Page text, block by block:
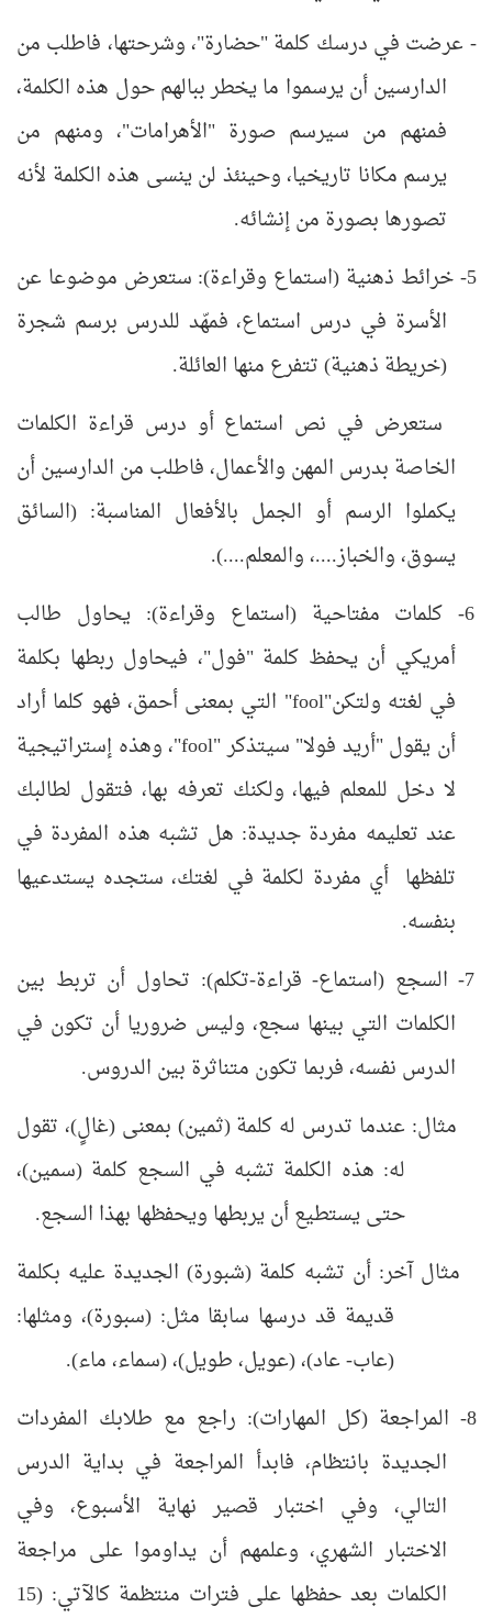
- عرضت في درسك كلمة "حضارة"، وشرحتها، فاطلب من
الدارسين أن يرسموا ما يخطر ببالهم حول هذه الكلمة،
فمنهم من سيرسم صورة "الأهرامات"، ومنهم من
يرسم مكانا تاريخيا، وحينئذ لن ينسى هذه الكلمة لأنه
تصورها بصورة من إنشائه.
5- خرائط ذهنية (استماع وقراءة): ستعرض موضوعا عن
الأسرة في درس استماع، فمهّد للدرس برسم شجرة
(خريطة ذهنية) تتفرع منها العائلة.
ستعرض في نص استماع أو درس قراءة الكلمات
الخاصة بدرس المهن والأعمال، فاطلب من الدارسين أن
يكملوا الرسم أو الجمل بالأفعال المناسبة: (السائق
يسوق، والخباز....، والمعلم....).
6- كلمات مفتاحية (استماع وقراءة): يحاول طالب
أمريكي أن يحفظ كلمة "فول"، فيحاول ربطها بكلمة
في لغته ولتكن"fool" التي بمعنى أحمق، فهو كلما أراد
أن يقول "أريد فولا" سيتذكر "fool"، وهذه إستراتيجية
لا دخل للمعلم فيها، ولكنك تعرفه بها، فتقول لطالبك
عند تعليمه مفردة جديدة: هل تشبه هذه المفردة في
تلفظها أي مفردة لكلمة في لغتك، ستجده يستدعيها
بنفسه.
7- السجع (استماع- قراءة-تكلم): تحاول أن تربط بين
الكلمات التي بينها سجع، وليس ضروريا أن تكون في
الدرس نفسه، فربما تكون متناثرة بين الدروس.
مثال: عندما تدرس له كلمة (ثمين) بمعنى (غالٍ)، تقول
له: هذه الكلمة تشبه في السجع كلمة (سمين)،
حتى يستطيع أن يربطها ويحفظها بهذا السجع.
مثال آخر: أن تشبه كلمة (شبورة) الجديدة عليه بكلمة
قديمة قد درسها سابقا مثل: (سبورة)، ومثلها:
(عاب- عاد)، (عويل، طويل)، (سماء، ماء).
8- المراجعة (كل المهارات): راجع مع طلابك المفردات
الجديدة بانتظام، فابدأ المراجعة في بداية الدرس
التالي، وفي اختبار قصير نهاية الأسبوع، وفي
الاختبار الشهري، وعلمهم أن يداوموا على مراجعة
الكلمات بعد حفظها على فترات منتظمة كالآتي: (15